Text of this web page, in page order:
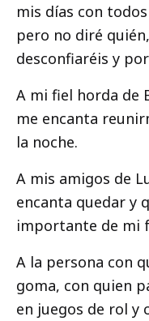
mis días con
pero no diré
desconfiaréis y
A mi fiel horda de
me encanta
la noche.
A mis amigos de
encanta quedar y
importante de mi
A la persona con
goma, con quien
en juegos de rol y